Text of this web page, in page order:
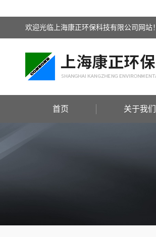
欢迎光临上海康正环保科技有限公司网站！
首页 关于我们